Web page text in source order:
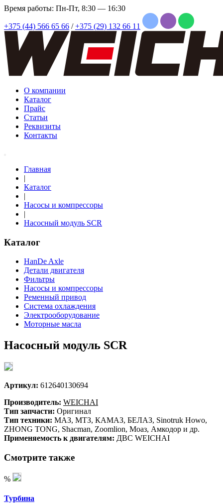
Время работы: Пн-Пт, 8:30 — 16:30
+375 (44) 566 65 66 / +375 (29) 132 66 11
О компании
Каталог
Прайс
Статьи
Реквизиты
Контакты
Главная
|
Каталог
|
Насосы и компрессоры
|
Насосный модуль SCR
Каталог
HanDe Axle
Детали двигателя
Фильтры
Насосы и компрессоры
Ременный привод
Система охлаждения
Электрооборудование
Моторные масла
Насосный модуль SCR
Артикул: 612640130694
Производитель: WEICHAI
Тип запчасти: Оригинал
Тип техники: МАЗ, МТЗ, КАМАЗ, БЕЛАЗ, Sinotruk Howo,
ZHONG TONG, Shacman, Zoomlion, Моаз, Амкодор и др.
Применяемость к двигателям: ДВС WEICHAI
Смотрите также
%
Турбина